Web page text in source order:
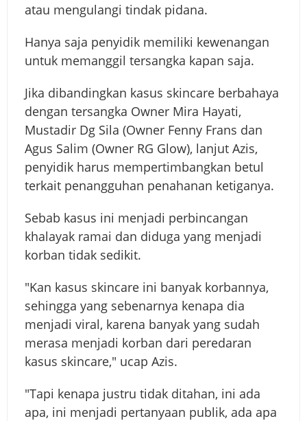
atau mengulangi tindak pidana.
Hanya saja penyidik memiliki kewenangan
untuk memanggil tersangka kapan saja.
Jika dibandingkan kasus skincare berbahaya
dengan tersangka Owner Mira Hayati,
Mustadir Dg Sila (Owner Fenny Frans dan
Agus Salim (Owner RG Glow), lanjut Azis,
penyidik harus mempertimbangkan betul
terkait penangguhan penahanan ketiganya.
Sebab kasus ini menjadi perbincangan
khalayak ramai dan diduga yang menjadi
korban tidak sedikit.
"Kan kasus skincare ini banyak korbannya,
sehingga yang sebenarnya kenapa dia
menjadi viral, karena banyak yang sudah
merasa menjadi korban dari peredaran
kasus skincare," ucap Azis.
"Tapi kenapa justru tidak ditahan, ini ada
apa, ini menjadi pertanyaan publik, ada apa